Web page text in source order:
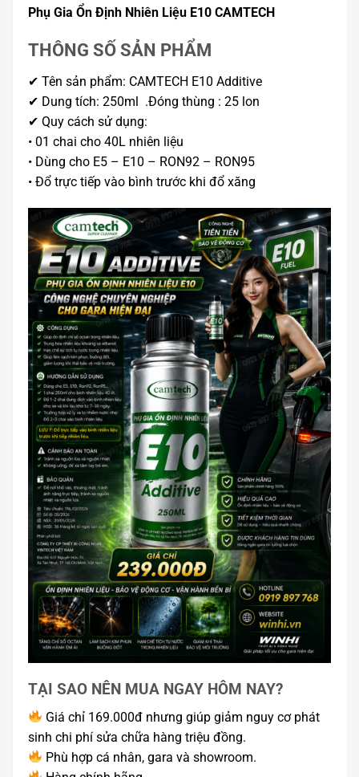
Phụ Gia Ổn Định Nhiên Liệu E10 CAMTECH
THÔNG SỐ SẢN PHẨM
✔ Tên sản phẩm: CAMTECH E10 Additive
✔ Dung tích: 250ml .Đóng thùng : 25 lon
✔ Quy cách sử dụng:
• 01 chai cho 40L nhiên liệu
• Dùng cho E5 – E10 – RON92 – RON95
• Đổ trực tiếp vào bình trước khi đổ xăng
TẠI SAO NÊN MUA NGAY HÔM NAY?
Giá chỉ 169.000đ nhưng giúp giảm nguy cơ phát
sinh chi phí sửa chữa hàng triệu đồng.
Phù hợp cá nhân, gara và showroom.